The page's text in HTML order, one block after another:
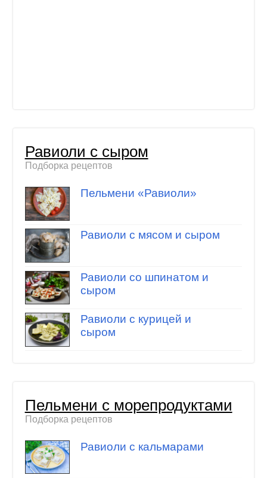
Равиоли с сыром
Подборка рецептов
Пельмени «Равиоли»
Равиоли с мясом и сыром
Равиоли со шпинатом и
сыром
Равиоли с курицей и
сыром
Пельмени с морепродуктами
Подборка рецептов
Равиоли с кальмарами